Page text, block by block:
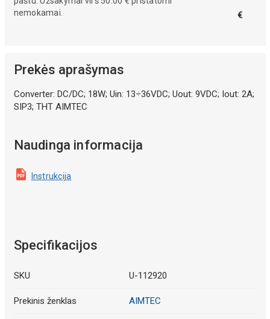
nemokamai.
€
Prekės aprašymas
Converter: DC/DC; 18W; Uin: 13÷36VDC; Uout: 9VDC; Iout: 2A;
SIP3; THT AIMTEC
Naudinga informacija
Instrukcija
Specifikacijos
SKU U-112920
Prekinis ženklas AIMTEC